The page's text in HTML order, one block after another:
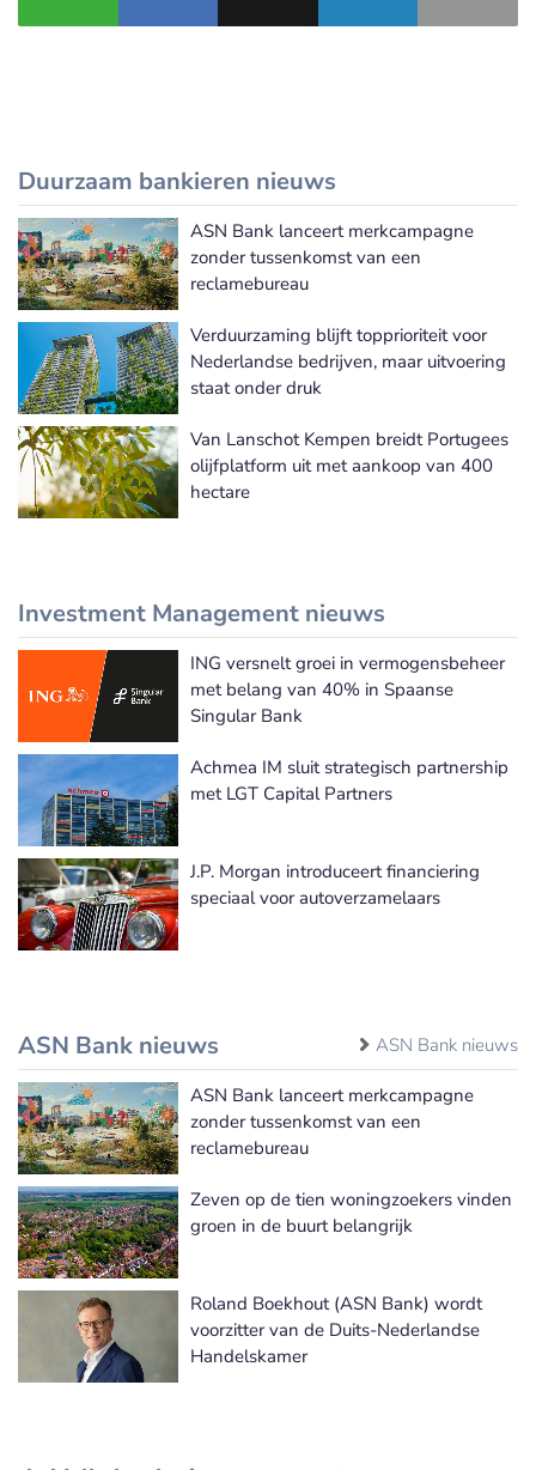
Duurzaam bankieren nieuws
Meer Duurzaam bankieren nieuws
ASN Bank lanceert merkcampagne
zonder tussenkomst van een
reclamebureau
Verduurzaming blijft topprioriteit voor
Nederlandse bedrijven, maar uitvoering
staat onder druk
Van Lanschot Kempen breidt Portugees
olijfplatform uit met aankoop van 400
hectare
Investment Management nieuws
Meer Investment Management nieuws
ING versnelt groei in vermogensbeheer
met belang van 40% in Spaanse
Singular Bank
Achmea IM sluit strategisch partnership
met LGT Capital Partners
J.P. Morgan introduceert financiering
speciaal voor autoverzamelaars
ASN Bank nieuws ASN Bank nieuws
ASN Bank lanceert merkcampagne
zonder tussenkomst van een
reclamebureau
Zeven op de tien woningzoekers vinden
groen in de buurt belangrijk
Roland Boekhout (ASN Bank) wordt
voorzitter van de Duits-Nederlandse
Handelskamer